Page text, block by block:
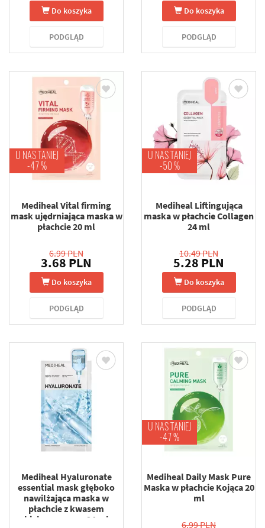
Do koszyka
PODGLĄD
Do koszyka
PODGLĄD
U NAS TANIEJ
-47 %
Mediheal Vital firming
mask ujędrniająca maska w
płachcie 20 ml
6.99 PLN
3.68 PLN
Do koszyka
PODGLĄD
U NAS TANIEJ
-50 %
Mediheal Liftingująca
maska w płachcie Collagen
24 ml
10.49 PLN
5.28 PLN
Do koszyka
PODGLĄD
Mediheal Hyaluronate
essential mask głęboko
nawilżająca maska w
płachcie z kwasem
hialuronowym 24 ml
U NAS TANIEJ
-47 %
Mediheal Daily Mask Pure
Maska w płachcie Kojąca 20
ml
6.99 PLN